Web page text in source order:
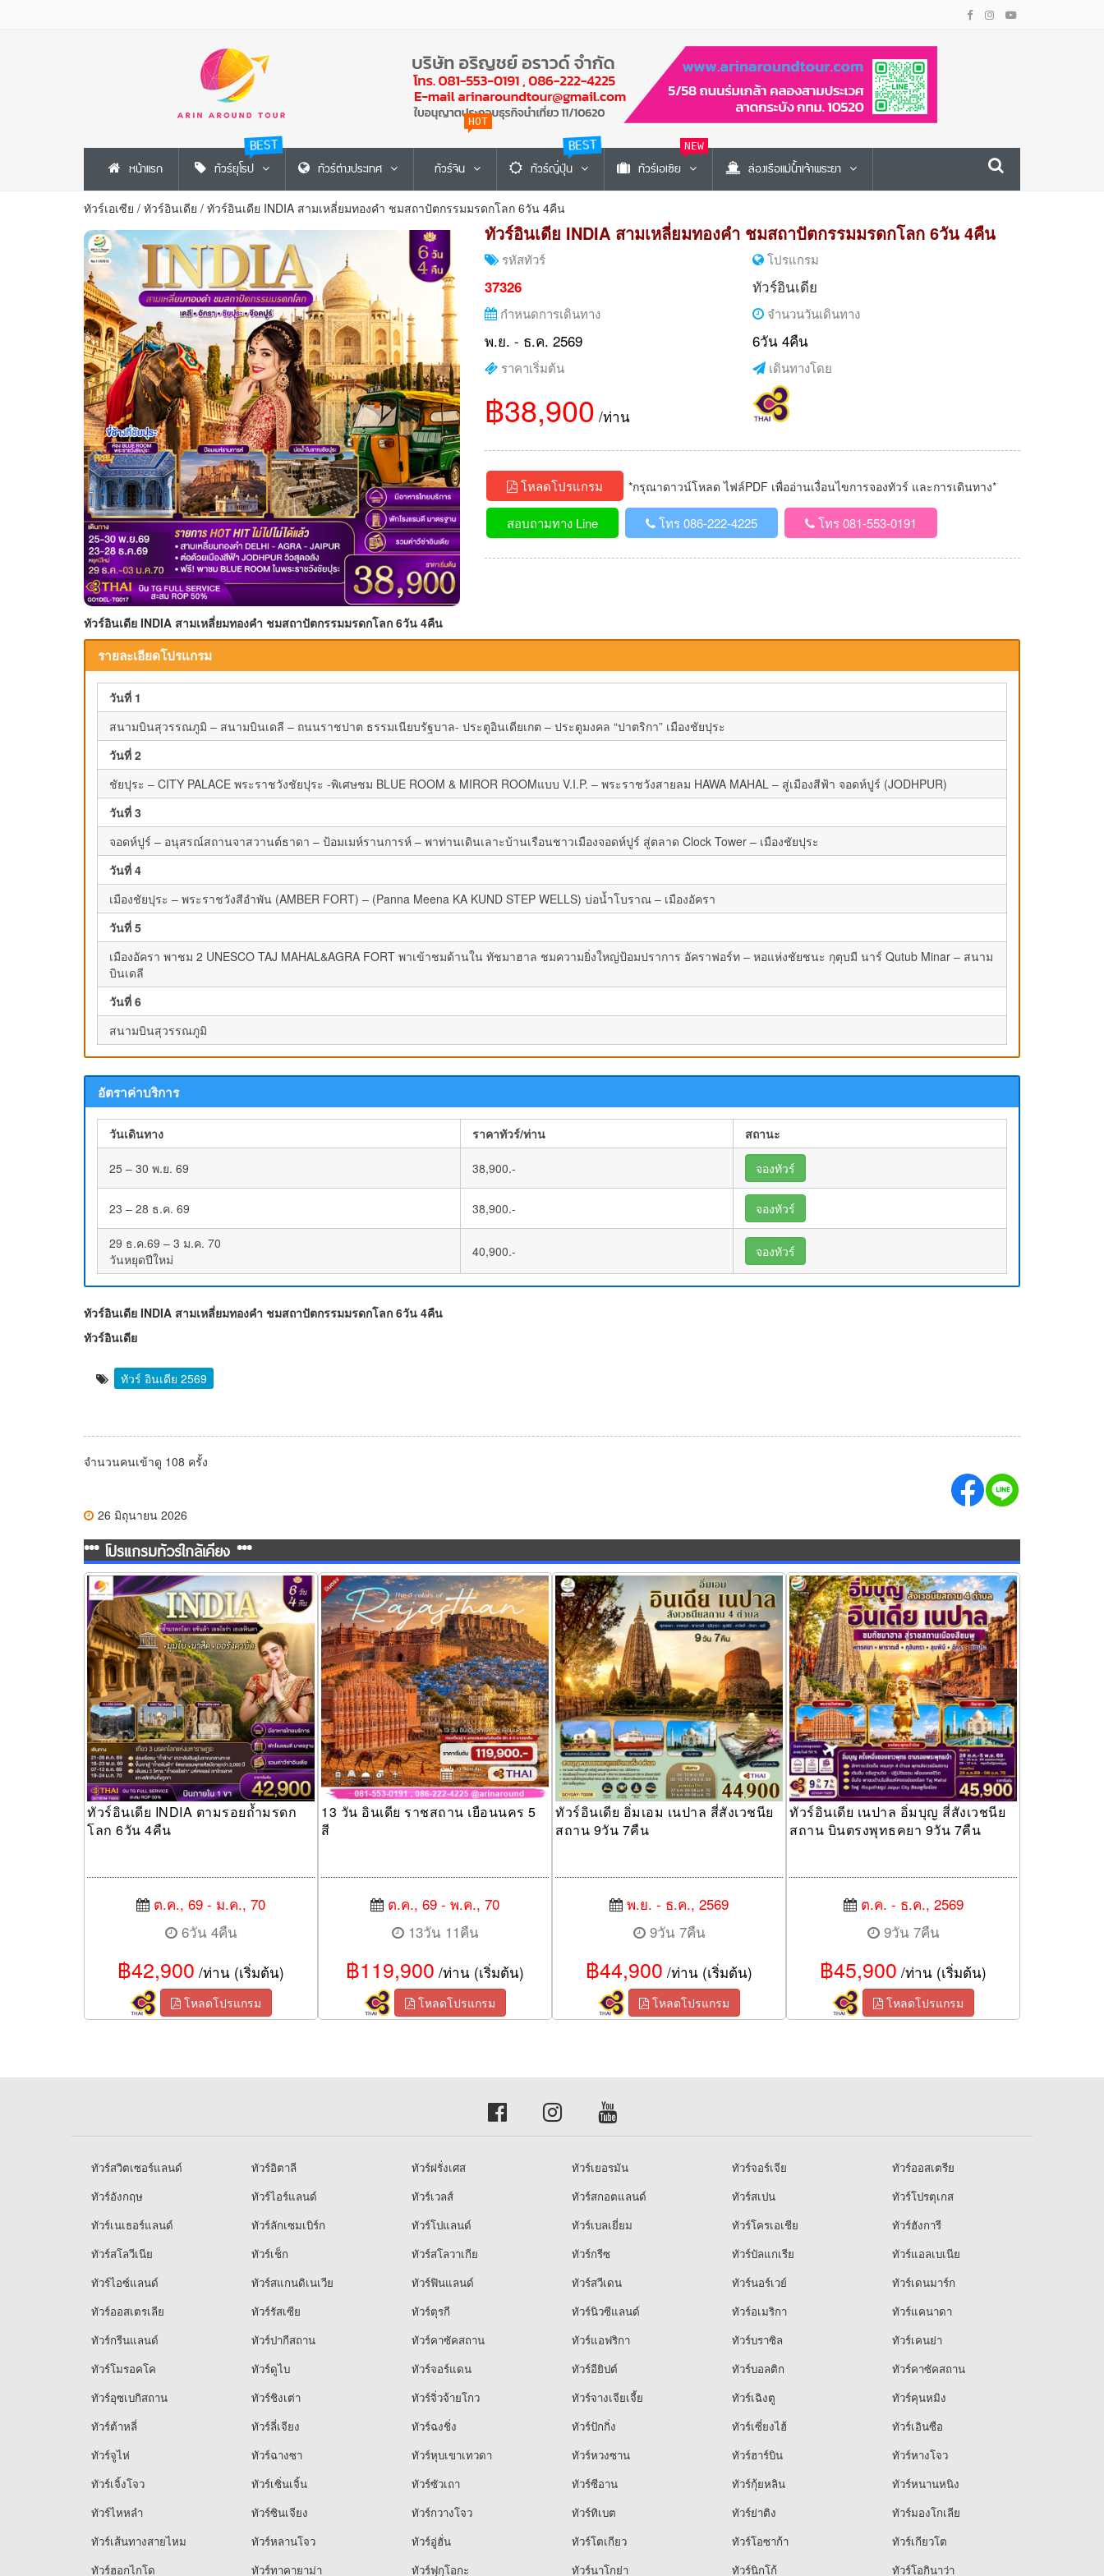
หน้าแรก ทัวร์ยุโรป
BEST
ทัวร์ต่างประเทศ ทัวร์จีน
HOT
ทัวร์ญี่ปุ่น
BEST
ทัวร์เอเซีย
NEW
ล่องเรือแม่น้ำเจ้าพระยา
ทัวร์เอเซีย / ทัวร์อินเดีย / ทัวร์อินเดีย INDIA สามเหลี่ยมทองคำ ชมสถาปัตกรรมมรดกโลก 6วัน 4คืน
ทัวร์อินเดีย INDIA สามเหลี่ยมทองคำ ชมสถาปัตกรรมมรดกโลก 6วัน 4คืน
รหัสทัวร์
37326
โปรแกรม
ทัวร์อินเดีย
กำหนดการเดินทาง
พ.ย. - ธ.ค. 2569
จำนวนวันเดินทาง
6วัน 4คืน
ราคาเริ่มต้น
฿38,900 /ท่าน
เดินทางโดย
โหลดโปรแกรม *กรุณาดาวน์โหลด ไฟล์PDF เพื่ออ่านเงื่อนไขการจองทัวร์ และการเดินทาง*
สอบถามทาง Line โทร 086-222-4225 โทร 081-553-0191
ทัวร์อินเดีย INDIA สามเหลี่ยมทองคำ ชมสถาปัตกรรมมรดกโลก 6วัน 4คืน
รายละเอียดโปรแกรม
วันที่ 1
สนามบินสุวรรณภูมิ – สนามบินเดลี – ถนนราชปาต ธรรมเนียบรัฐบาล- ประตูอินเดียเกต – ประตูมงคล “ปาตริกา” เมืองชัยปุระ
วันที่ 2
ชัยปุระ – CITY PALACE พระราชวังชัยปุระ -พิเศษชม BLUE ROOM & MIROR ROOMแบบ V.I.P. – พระราชวังสายลม HAWA MAHAL – สู่เมืองสีฟ้า จอดห์ปูร์ (JODHPUR)
วันที่ 3
จอดห์ปูร์ – อนุสรณ์สถานจาสวานต์ธาดา – ป้อมเมห์รานการห์ – พาท่านเดินเลาะบ้านเรือนชาวเมืองจอดห์ปูร์ สู่ตลาด Clock Tower – เมืองชัยปุระ
วันที่ 4
เมืองชัยปุระ – พระราชวังสีอำพัน (AMBER FORT) – (Panna Meena KA KUND STEP WELLS) บ่อน้ำโบราณ – เมืองอัครา
วันที่ 5
เมืองอัครา พาชม 2 UNESCO TAJ MAHAL&AGRA FORT พาเข้าชมด้านใน ทัชมาฮาล ชมความยิ่งใหญ่ป้อมปราการ อัคราฟอร์ท – หอแห่งชัยชนะ กุตุบมี นาร์ Qutub Minar – สนาม
บินเดลี
วันที่ 6
สนามบินสุวรรณภูมิ
อัตราค่าบริการ
วันเดินทาง ราคาทัวร์/ท่าน สถานะ
25 – 30 พ.ย. 69 38,900.- จองทัวร์
23 – 28 ธ.ค. 69 38,900.- จองทัวร์
29 ธ.ค.69 – 3 ม.ค. 70
วันหยุดปีใหม่
40,900.- จองทัวร์
ทัวร์อินเดีย INDIA สามเหลี่ยมทองคำ ชมสถาปัตกรรมมรดกโลก 6วัน 4คืน
ทัวร์อินเดีย
ทัวร์ อินเดีย 2569
จำนวนคนเข้าดู 108 ครั้ง
26 มิถุนายน 2026
*** โปรแกรมทัวร์ใกล้เคียง ***
ทัวร์อินเดีย INDIA ตามรอยถ้ำมรดกโลก 6วัน
4คืน
ทัวร์อินเดีย INDIA ตามรอยถ้ำมรดก
โลก 6วัน 4คืน
ต.ค., 69 - ม.ค., 70
6วัน 4คืน
฿42,900 /ท่าน (เริ่มต้น)
โหลดโปรแกรม
13 วัน อินเดีย ราชสถาน เยือนนคร 5 สี
13 วัน อินเดีย ราชสถาน เยือนนคร 5
สี
ต.ค., 69 - พ.ค., 70
13วัน 11คืน
฿119,900 /ท่าน (เริ่มต้น)
โหลดโปรแกรม
ทัวร์อินเดีย อิ่มเอม เนปาล สี่สังเวชนียสถาน
9วัน 7คืน
ทัวร์อินเดีย อิ่มเอม เนปาล สี่สังเวชนีย
สถาน 9วัน 7คืน
พ.ย. - ธ.ค., 2569
9วัน 7คืน
฿44,900 /ท่าน (เริ่มต้น)
โหลดโปรแกรม
ทัวร์อินเดีย เนปาล อิ่มบุญ สี่สังเวชนียสถาน
บินตรงพุทธคยา 9วัน 7คืน
ทัวร์อินเดีย เนปาล อิ่มบุญ สี่สังเวชนีย
สถาน บินตรงพุทธคยา 9วัน 7คืน
ต.ค. - ธ.ค., 2569
9วัน 7คืน
฿45,900 /ท่าน (เริ่มต้น)
โหลดโปรแกรม
ทัวร์สวิตเซอร์แลนด์ ทัวร์อิตาลี ทัวร์ฝรั่งเศส ทัวร์เยอรมัน ทัวร์จอร์เจีย
ทัวร์ออสเตรีย
ทัวร์อังกฤษ
ทัวร์ไอร์แลนด์ ทัวร์เวลส์ ทัวร์สกอตแลนด์ ทัวร์สเปน
ทัวร์โปรตุเกส
ทัวร์เนเธอร์แลนด์
ทัวร์ลักเซมเบิร์ก ทัวร์โปแลนด์ ทัวร์เบลเยี่ยม ทัวร์โครเอเชีย
ทัวร์ฮังการี
ทัวร์สโลวีเนีย
ทัวร์เช็ก ทัวร์สโลวาเกีย ทัวร์กรีซ ทัวร์บัลแกเรีย
ทัวร์แอลเบเนีย
ทัวร์ไอซ์แลนด์
ทัวร์สแกนดิเนเวีย ทัวร์ฟินแลนด์ ทัวร์สวีเดน ทัวร์นอร์เวย์
ทัวร์เดนมาร์ก
ทัวร์ออสเตรเลีย
ทัวร์รัสเซีย ทัวร์ตุรกี ทัวร์นิวซีแลนด์ ทัวร์อเมริกา
ทัวร์แคนาดา
ทัวร์กรีนแลนด์
ทัวร์ปากีสถาน ทัวร์คาซัคสถาน ทัวร์แอฟริกา ทัวร์บราซิล
ทัวร์เคนย่า
ทัวร์โมรอคโค
ทัวร์ดูไบ ทัวร์จอร์แดน ทัวร์อียิปต์ ทัวร์บอลติก
ทัวร์คาซัคสถาน
ทัวร์อุซเบกิสถาน
ทัวร์ชิงเต่า ทัวร์จิ่วจ้ายโกว ทัวร์จางเจียเจี้ย ทัวร์เฉิงตู
ทัวร์คุนหมิง
ทัวร์ต้าหลี่
ทัวร์ลี่เจียง ทัวร์ฉงชิ่ง ทัวร์ปักกิ่ง ทัวร์เซี่ยงไฮ้
ทัวร์เอินซือ
ทัวร์จูไห่
ทัวร์ฉางซา ทัวร์หุบเขาเทวดา ทัวร์หวงซาน ทัวร์ฮาร์บิน
ทัวร์หางโจว
ทัวร์เจิ้งโจว
ทัวร์เซิ่นเจิ้น ทัวร์ซัวเถา ทัวร์ซีอาน ทัวร์กุ้ยหลิน
ทัวร์หนานหนิง
ทัวร์ไหหลำ
ทัวร์ซินเจียง ทัวร์กวางโจว ทัวร์ทิเบต ทัวร์ย่าติง
ทัวร์มองโกเลีย
ทัวร์เส้นทางสายไหม
ทัวร์หลานโจว ทัวร์อู่ฮั่น ทัวร์โตเกียว ทัวร์โอซาก้า
ทัวร์เกียวโต
ทัวร์ฮอกไกโด
ทัวร์ทาคายาม่า ทัวร์ฟุกุโอกะ ทัวร์นาโกย่า ทัวร์นิกโก้ ทัวร์โอกินาว่า